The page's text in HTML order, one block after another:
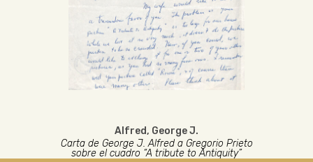
Alfred, George J.
Carta de George J. Alfred a Gregorio Prieto
sobre el cuadro “A tribute to Antiquity”